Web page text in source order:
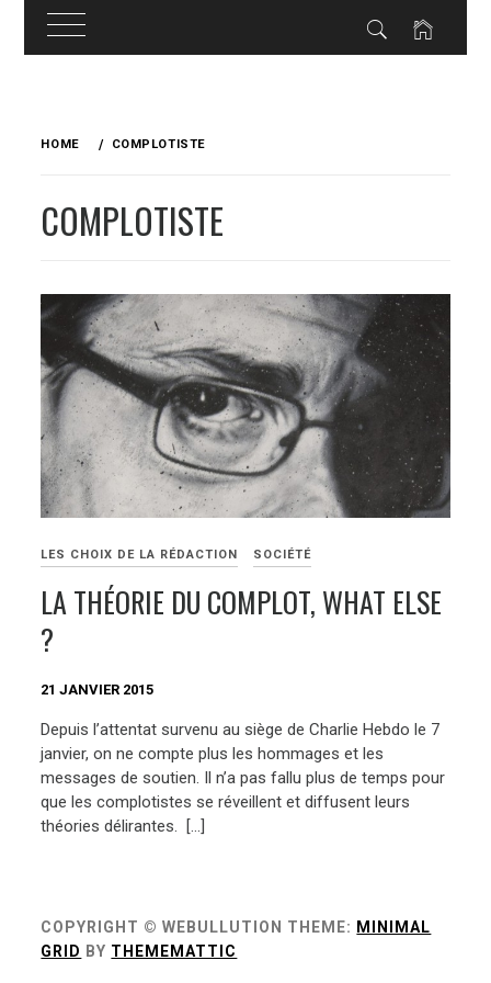
HOME COMPLOTISTE
COMPLOTISTE
LES CHOIX DE LA RÉDACTION SOCIÉTÉ
LA THÉORIE DU COMPLOT, WHAT ELSE
?
21 JANVIER 2015
Depuis l’attentat survenu au siège de Charlie Hebdo le 7
janvier, on ne compte plus les hommages et les
messages de soutien. Il n’a pas fallu plus de temps pour
que les complotistes se réveillent et diffusent leurs
théories délirantes. […]
COPYRIGHT © WEBULLUTION THEME: MINIMAL
GRID BY THEMEMATTIC